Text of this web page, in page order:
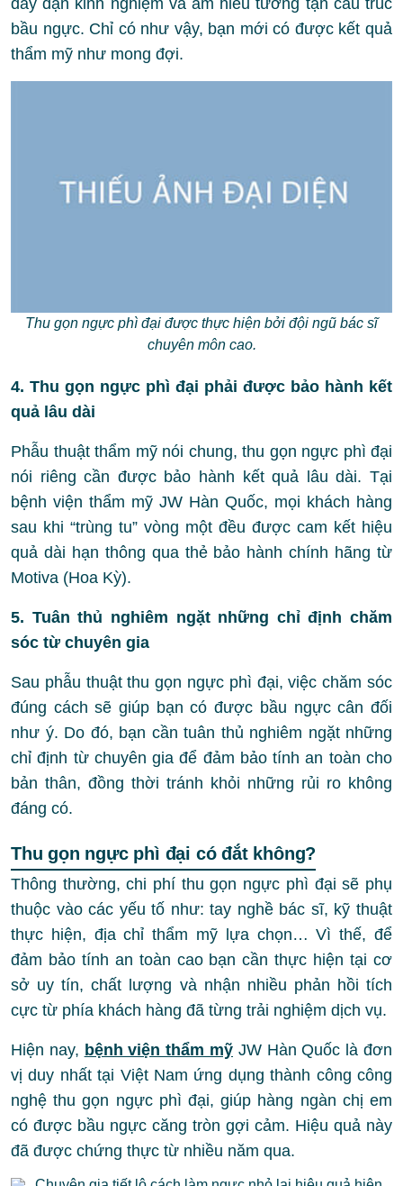
dày dặn kinh nghiệm và am hiểu tường tận cấu trúc
bầu ngực. Chỉ có như vậy, bạn mới có được kết quả
thẩm mỹ như mong đợi.
Thu gọn ngực phì đại được thực hiện bởi đội ngũ bác sĩ
chuyên môn cao.
4. Thu gọn ngực phì đại phải được bảo hành kết
quả lâu dài
Phẫu thuật thẩm mỹ nói chung, thu gọn ngực phì đại
nói riêng cần được bảo hành kết quả lâu dài. Tại
bệnh viện thẩm mỹ JW Hàn Quốc, mọi khách hàng
sau khi “trùng tu” vòng một đều được cam kết hiệu
quả dài hạn thông qua thẻ bảo hành chính hãng từ
Motiva (Hoa Kỳ).
5. Tuân thủ nghiêm ngặt những chỉ định chăm
sóc từ chuyên gia
Sau phẫu thuật thu gọn ngực phì đại, việc chăm sóc
đúng cách sẽ giúp bạn có được bầu ngực cân đối
như ý. Do đó, bạn cần tuân thủ nghiêm ngặt những
chỉ định từ chuyên gia để đảm bảo tính an toàn cho
bản thân, đồng thời tránh khỏi những rủi ro không
đáng có.
Thu gọn ngực phì đại có đắt không?
Thông thường, chi phí thu gọn ngực phì đại sẽ phụ
thuộc vào các yếu tố như: tay nghề bác sĩ, kỹ thuật
thực hiện, địa chỉ thẩm mỹ lựa chọn… Vì thế, để
đảm bảo tính an toàn cao bạn cần thực hiện tại cơ
sở uy tín, chất lượng và nhận nhiều phản hồi tích
cực từ phía khách hàng đã từng trải nghiệm dịch vụ.
Hiện nay, bệnh viện thẩm mỹ JW Hàn Quốc là đơn
vị duy nhất tại Việt Nam ứng dụng thành công công
nghệ thu gọn ngực phì đại, giúp hàng ngàn chị em
có được bầu ngực căng tròn gợi cảm. Hiệu quả này
đã được chứng thực từ nhiều năm qua.